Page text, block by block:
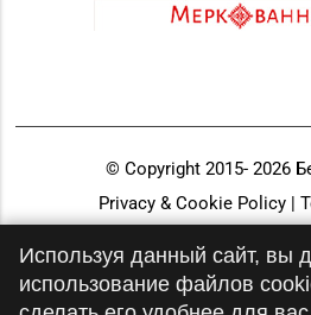
© Copyright 2015- 2026
Privacy & Cookie Policy |
Используя данный сайт, вы
использование файлов